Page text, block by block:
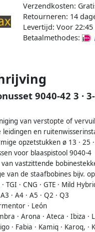
Verzendkosten:
Retourneren: 14
Levertijd: Voor
Betaalmethodes:
9040-42 3 ·
van verstopte of
leidingen en
opzetstukken ø 13 · 25
voor blaaspistool 9040-4
vastzittende
de staafbobines bijv. op
· TGI · CNG · GTE · Mild
· A4 · A5 · Q2 · Q3
· León
· Arona · Ateca · Ibiza ·
· Fabia · Kamiq · Karoq, ·